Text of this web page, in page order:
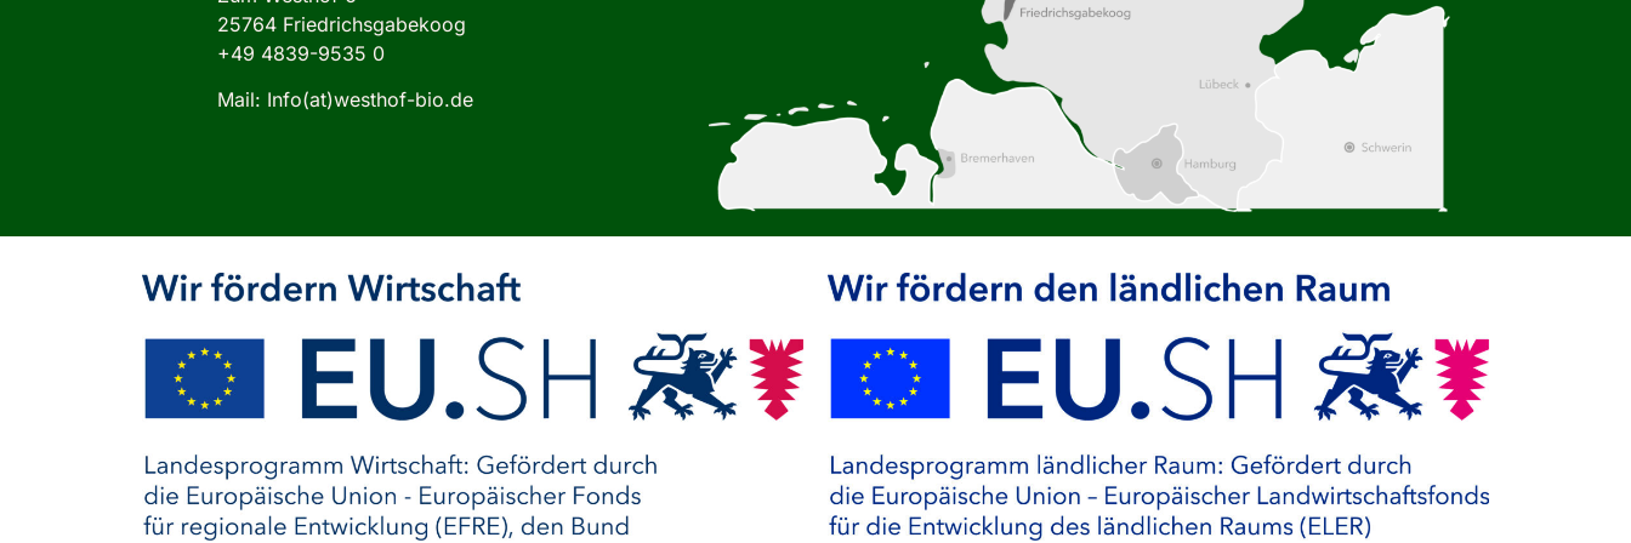
25764 Friedrichsgabekoog
+49 4839-9535 0
Mail: Info(at)westhof-bio.de